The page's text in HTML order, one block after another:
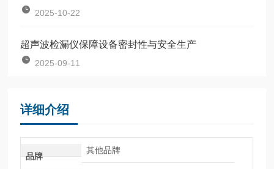
2025-10-22
超声波检漏仪保障设备密封性与安全生产
2025-09-11
详细介绍
品牌
其他品牌